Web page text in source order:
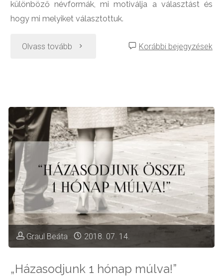
különböző névformák, mi motiválja a választást és
hogy mi melyiket választottuk.
Olvass tovább "Névváltoztatás
így
válassz
a
házassági
névviselési
Korábbi bejegyzések
Graul Beáta 2018. 07. 14.
„Házasodjunk 1 hónap múlva!”